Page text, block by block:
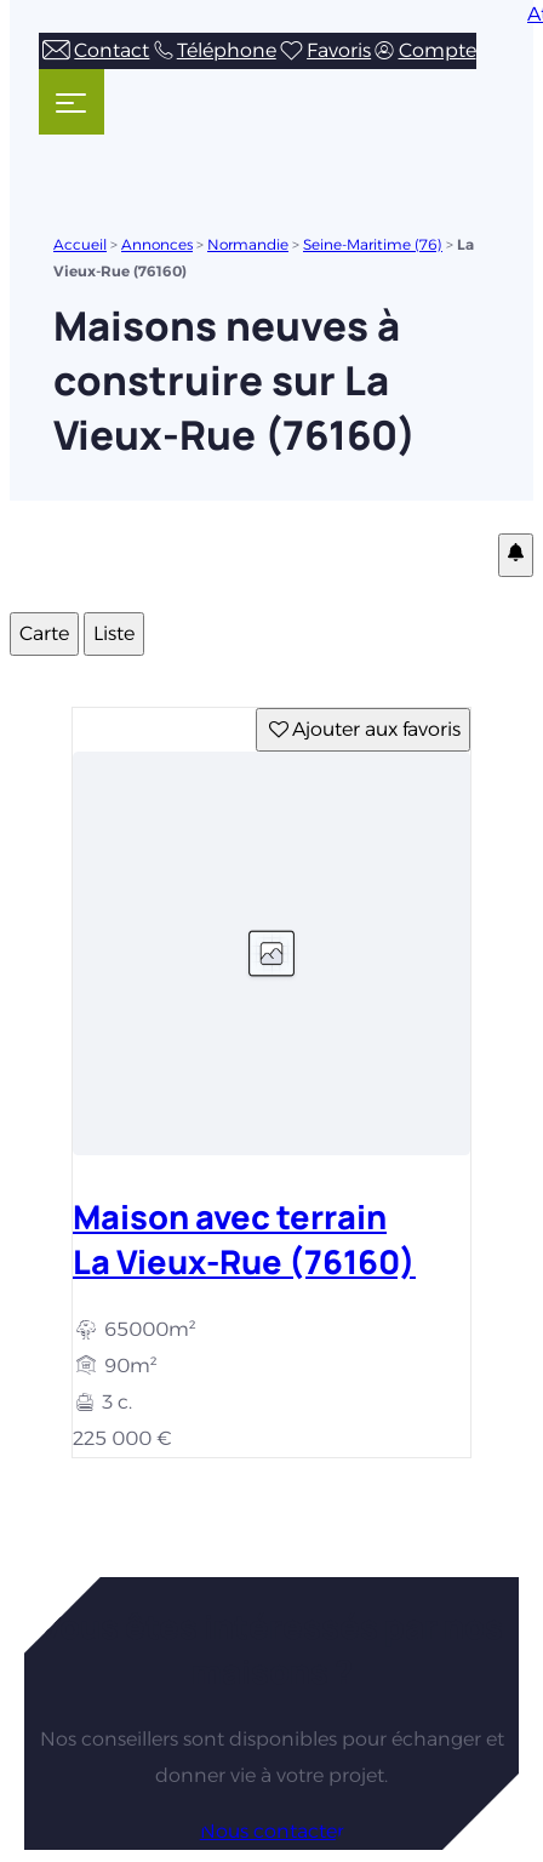
Contact
Téléphone Favoris Compte
Accueil > Annonces > Normandie > Seine-Maritime (76) > La
Vieux-Rue (76160)
Maisons neuves à
construire sur La
Vieux-Rue (76160)
Carte Liste
Ajouter aux favoris
Maison avec terrain
La Vieux-Rue (76160)
65000m²
90m²
3 c.
225 000 €
Vous êtes intéressés par nos
Nos conseillers sont disponibles pour échanger et
donner vie à votre projet.
Nous contacter